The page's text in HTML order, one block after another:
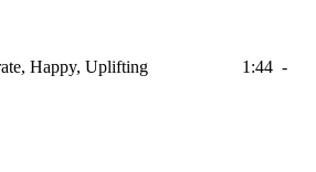
Happy, Uplifting 1:44 -